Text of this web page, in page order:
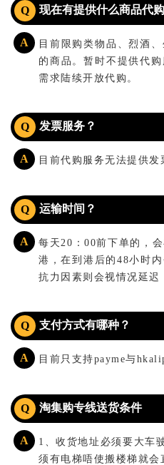
Q 现在有提供什么商品代
A
目前限购类物品、烈酒
的商品。暂时不提供代
需求陆续开放代购。
Q 发票服务？
A 目前代购服务无法提供发
Q 运输时间？
A
每天20：00前下单的，
港，在到港后的48小时
抗力因素则会视情况延迟
Q 支付方式有哪种？
A 目前只支持payme与
Q 淘集购专线送货条件
A
1、收货地址必须要大车
须有电梯唔使搬楼梯就会